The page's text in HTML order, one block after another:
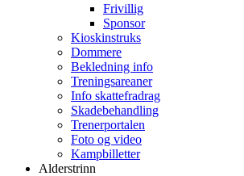
Frivillig
Sponsor
Kioskinstruks
Dommere
Bekledning info
Treningsareaner
Info skattefradrag
Skadebehandling
Trenerportalen
Foto og video
Kampbilletter
Alderstrinn